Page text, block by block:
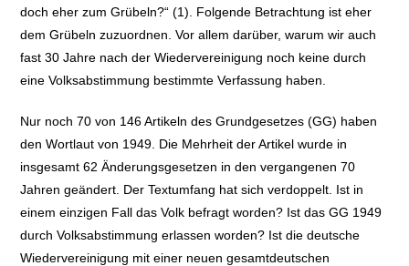
doch eher zum Grübeln?“ (1). Folgende Betrachtung ist eher
dem Grübeln zuzuordnen. Vor allem darüber, warum wir auch
fast 30 Jahre nach der Wiedervereinigung noch keine durch
eine Volksabstimmung bestimmte Verfassung haben.
Nur noch 70 von 146 Artikeln des Grundgesetzes (GG) haben
den Wortlaut von 1949. Die Mehrheit der Artikel wurde in
insgesamt 62 Änderungsgesetzen in den vergangenen 70
Jahren geändert. Der Textumfang hat sich verdoppelt. Ist in
einem einzigen Fall das Volk befragt worden? Ist das GG 1949
durch Volksabstimmung erlassen worden? Ist die deutsche
Wiedervereinigung mit einer neuen gesamtdeutschen